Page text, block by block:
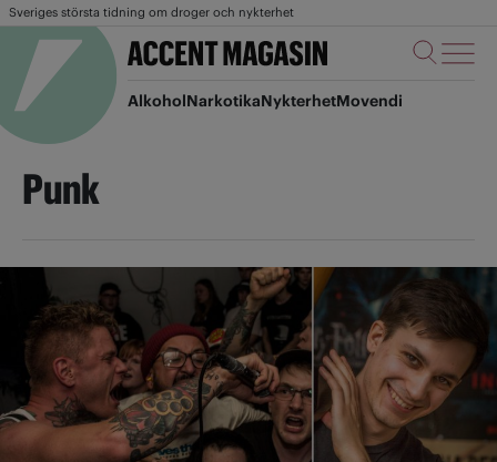
Sveriges största tidning om droger och nykterhet
AlkoholNarkotikaNykterhetMovendi
Punk